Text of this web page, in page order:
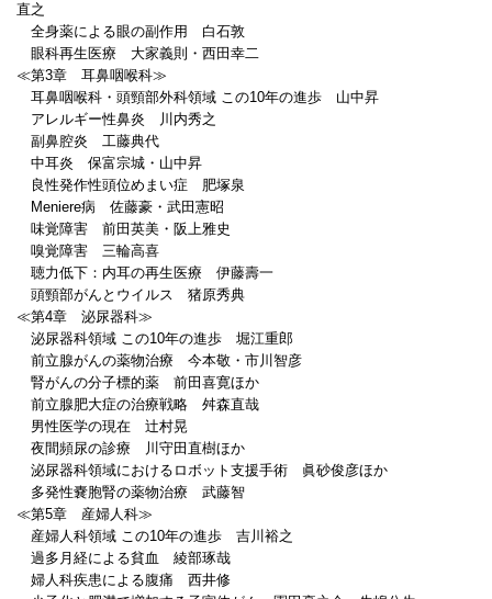
直之
全身薬による眼の副作用 白石敦
眼科再生医療 大家義則・西田幸二
≪第3章 耳鼻咽喉科≫
耳鼻咽喉科・頭頸部外科領域 この10年の進歩 山中昇
アレルギー性鼻炎 川内秀之
副鼻腔炎 工藤典代
中耳炎 保富宗城・山中昇
良性発作性頭位めまい症 肥塚泉
Meniere病 佐藤豪・武田憲昭
味覚障害 前田英美・阪上雅史
嗅覚障害 三輪高喜
聴力低下：内耳の再生医療 伊藤壽一
頭頸部がんとウイルス 猪原秀典
≪第4章 泌尿器科≫
泌尿器科領域 この10年の進歩 堀江重郎
前立腺がんの薬物治療 今本敬・市川智彦
腎がんの分子標的薬 前田喜寛ほか
前立腺肥大症の治療戦略 舛森直哉
男性医学の現在 辻村晃
夜間頻尿の診療 川守田直樹ほか
泌尿器科領域におけるロボット支援手術 眞砂俊彦ほか
多発性嚢胞腎の薬物治療 武藤智
≪第5章 産婦人科≫
産婦人科領域 この10年の進歩 吉川裕之
過多月経による貧血 綾部琢哉
婦人科疾患による腹痛 西井修